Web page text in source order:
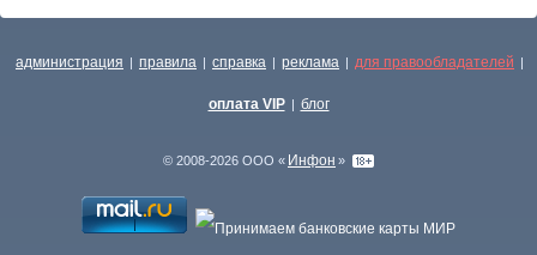
администрация | правила | справка | реклама | для правообладателей |
оплата VIP | блог
© 2008-2026 ООО « Инфон »